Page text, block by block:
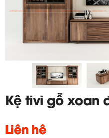
Kệ tivi gỗ xoan
Liên hệ